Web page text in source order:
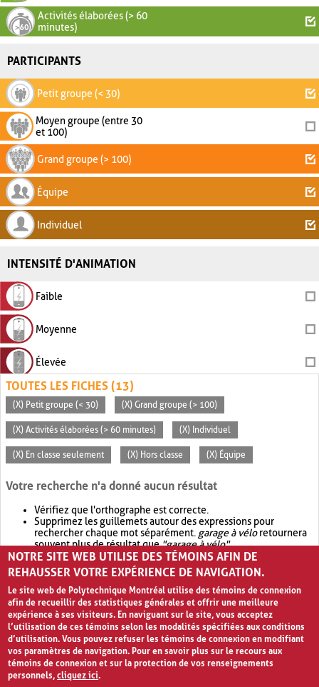
Activités élaborées (> 60
minutes)
PARTICIPANTS
Petit groupe (< 30)
Moyen groupe (entre 30
et 100)
Grand groupe (> 100)
Équipe
Individuel
INTENSITÉ D'ANIMATION
Faible
Moyenne
Élevée
TOUTES LES FICHES (13)
(X) Petit groupe (< 30) (X) Grand groupe (> 100)
(X) Activités élaborées (> 60 minutes) (X) Individuel
(X) En classe seulement (X) Hors classe (X) Équipe
Votre recherche n'a donné aucun résultat
Vérifiez que l'orthographe est correcte.
Supprimez les guillemets autour des expressions pour
rechercher chaque mot séparément. garage à véloretournera
souvent plus de résultat que"garage à vélo".
Envisagez d'élargir votre recherche avec OR.garage OR vélo
retournera souvent plus de résultat quegarage à vélo
NOTRE SITE WEB UTILISE DES TÉMOINS AFIN DE
REHAUSSER VOTRE EXPÉRIENCE DE NAVIGATION.
Le site web de Polytechnique Montréal utilise des témoins de connexion
afin de recueillir des statistiques générales et offrir une meilleure
expérience à ses visiteurs. En naviguant sur le site, vous acceptez
l’utilisation de ces témoins selon les modalités spécifiées aux conditions
d’utilisation. Vous pouvez refuser les témoins de connexion en modifiant
vos paramètres de navigation. Pour en savoir plus sur le recours aux
témoins de connexion et sur la protection de vos renseignements
personnels,cliquez ici.